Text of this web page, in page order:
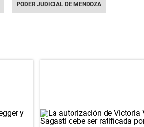
PODER JUDICIAL DE MENDOZA